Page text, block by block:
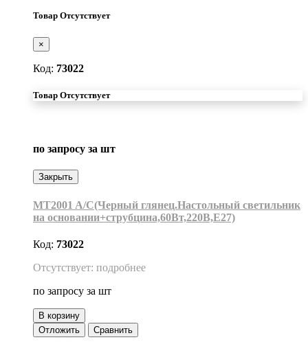
Товар Отсутствует
×
Код: 73022
Товар Отсутствует
по запросу за шт
Закрыть
MT2001 A/C(Черный глянец.Настольный светильник
на основании+струбцина,60Вт,220В,Е27)
Код: 73022
Отсутствует: подробнее
по запросу за шт
В корзину
Отложить
Сравнить